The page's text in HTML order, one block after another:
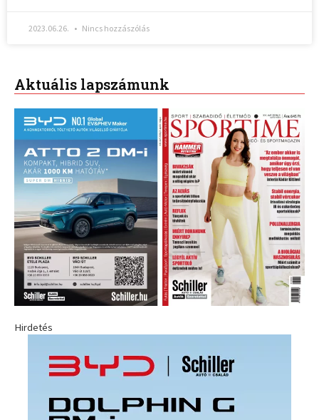
2023.06.26. Nincs hozzászólás
Aktuális lapszámunk
Hirdetés